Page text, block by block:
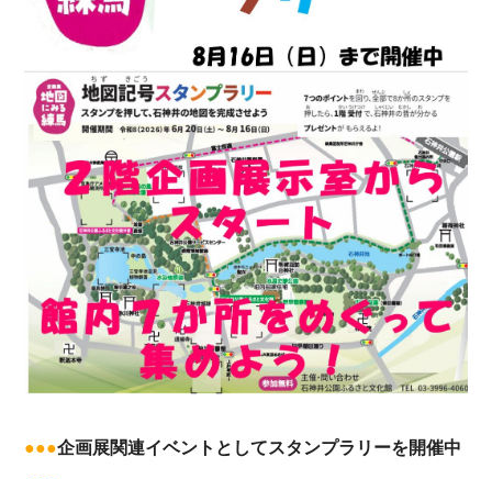
●●●企画展関連イベントとしてスタンプラリーを開催中